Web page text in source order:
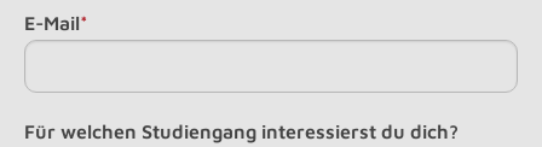
E-Mail*
Für welchen Studiengang interessierst du dich?